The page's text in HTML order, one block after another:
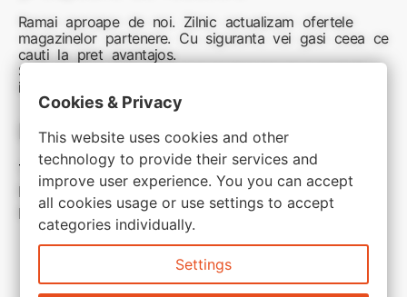
Ramai aproape de noi. Zilnic actualizam ofertele
magazinelor partenere. Cu siguranta vei gasi ceea ce
cauti la pret avantajos.
Sunteti aici pentru reduceri inteligente si cumpărături
inspirate
Link-uri utile:
Termeni si conditii
Politica de confidentialitate
Politica de cookie
Cookies & Privacy
This website uses cookies and other
technology to provide their services and
improve user experience. You you can accept
all cookies usage or use settings to accept
categories individually.
Settings